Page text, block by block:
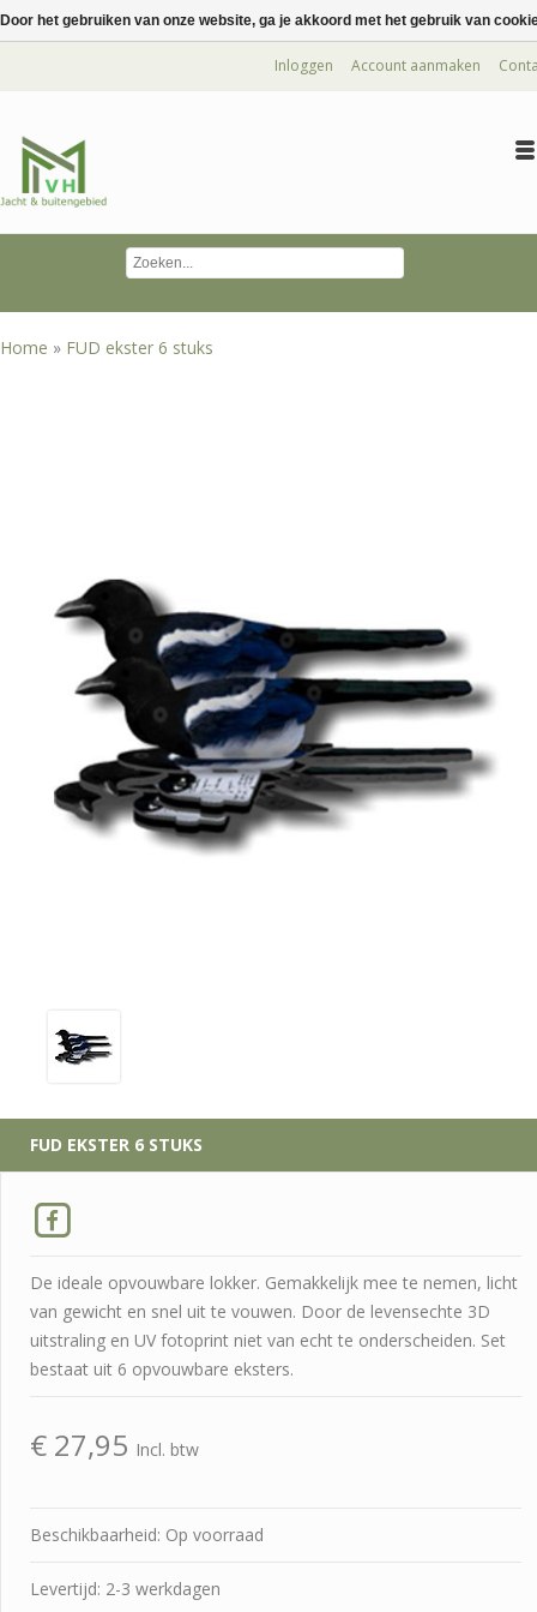
Inloggen Account aanmaken
Home » FUD ekster 6 stuks
FUD EKSTER 6 STUKS
De ideale opvouwbare lokker. Gemakkelijk mee te nemen, licht
van gewicht en snel uit te vouwen. Door de levensechte 3D
uitstraling en UV fotoprint niet van echt te onderscheiden. Set
bestaat uit 6 opvouwbare eksters.
€ 27,95 Incl. btw
Beschikbaarheid: Op voorraad
Levertijd: 2-3 werkdagen
Door het gebruiken van onze website, ga je akkoord met het gebruik van